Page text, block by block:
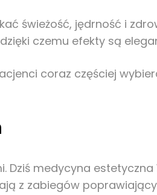
świeżość, jędrność i
czemu efekty są
coraz częściej
Dziś medycyna
z zabiegów